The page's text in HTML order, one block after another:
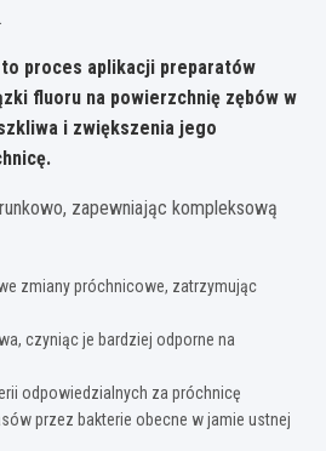
proces aplikacji preparatów
fluoru na powierzchnię zębów w
i zwiększenia jego
zapewniając kompleksową
zmiany próchnicowe, zatrzymując
czyniąc je bardziej odporne na
odpowiedzialnych za próchnicę
przez bakterie obecne w jamie ustnej